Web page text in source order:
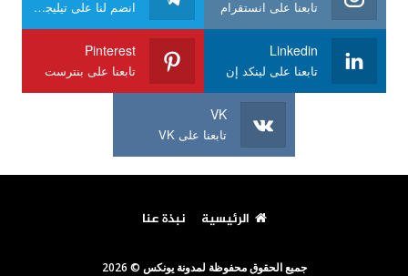
تابعنا على انستقرام انضم لنا على تيليجرام
Linkedin
تابعنا على لينكد إن
Pinterest
تابعنا على بنترست
VK
تابعنا على VK
الرئيسية نبذة عنا
جميع الحقوق محفوظة لمدونة يونكس © 2026